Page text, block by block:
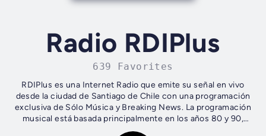
Radio RDIPlus
639 Favorites
RDIPlus es una Internet Radio que emite su señal en vivo
desde la ciudad de Santiago de Chile con una programación
exclusiva de Sólo Música y Breaking News. La programación
musical está basada principalmente en los años 80 y 90,
aunque se incluyen...